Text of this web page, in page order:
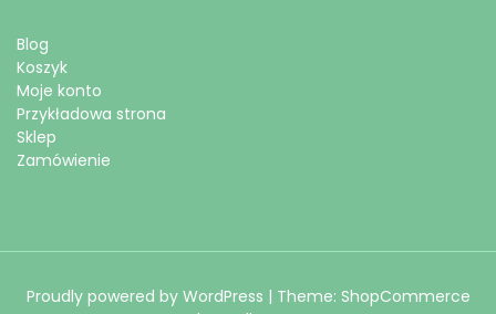
Blog
Koszyk
Moje konto
Przykładowa strona
Sklep
Zamówienie
Proudly powered by WordPress | Theme: ShopCommerce